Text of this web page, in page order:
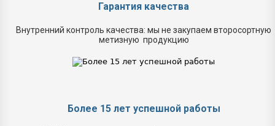
Гарантия качества
Внутренний контроль качества: мы не закупаем второсортную
метизную продукцию
Более 15 лет успешной работы